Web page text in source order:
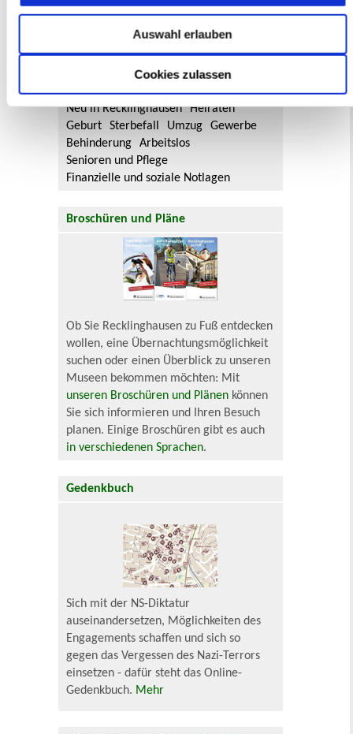
Cookies zulassen
Auswahl erlauben
Aktuelle Bürgerbeteiligungen zu
Neu in Recklinghausen
Heiraten
Geburt
Sterbefall Umzug
Gewerbe
Behinderung
Arbeitslos
Senioren und Pflege
Finanzielle und soziale Notlagen
Broschüren und Pläne
Ob Sie Recklinghausen zu Fuß entdecken
wollen, eine Übernachtungsmöglichkeit
suchen oder einen Überblick zu unseren
Museen bekommen möchten: Mit
unseren Broschüren und Plänen können
Sie sich informieren und Ihren Besuch
planen. Einige Broschüren gibt es auch
in verschiedenen Sprachen.
Gedenkbuch
Sich mit der NS-Diktatur
auseinandersetzen, Möglichkeiten des
Engagements schaffen und sich so
gegen das Vergessen des Nazi-Terrors
einsetzen - dafür steht das Online-
Gedenkbuch. Mehr